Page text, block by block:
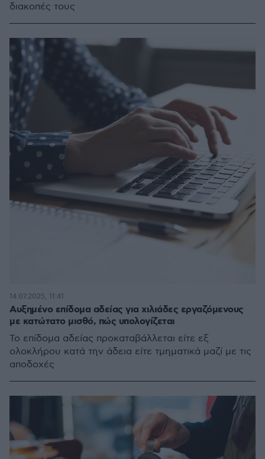
διακοπές τους
Αυξημένο επίδομα αδείας για χιλιάδες εργαζόμενους
με κατώτατο μισθό, πώς υπολογίζεται
Το επίδομα αδείας προκαταβάλλεται είτε εξ
ολοκλήρου κατά την άδεια είτε τμηματικά μαζί με τις
αποδοχές
14.07.2025, 11:41